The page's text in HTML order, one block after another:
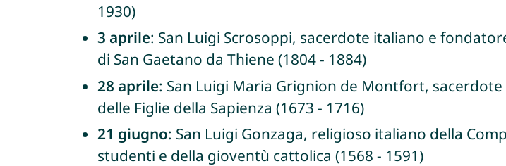
1930)
3 aprile: San Luigi Scrosoppi, sacerdote italiano e
di San Gaetano da Thiene (1804 - 1884)
28 aprile: San Luigi Maria Grignion de Montfort,
delle Figlie della Sapienza (1673 - 1716)
21 giugno: San Luigi Gonzaga, religioso italiano della
studenti e della gioventù cattolica (1568 - 1591)